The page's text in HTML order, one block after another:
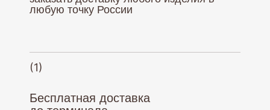
Бесплатная доставка
(1)
любую точку России